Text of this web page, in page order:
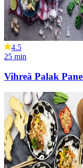
4.5
25 min
Vihreä Palak